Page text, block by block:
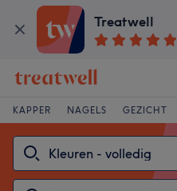
Treatwell
KAPPER NAGELS GEZICHT